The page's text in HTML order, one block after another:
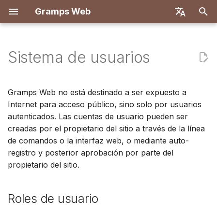
Gramps Web
简体中文
Tiếng Việt
Türkçe
Русский
i
a
i
z
Características
Implementar con Docker
Docker con Let's Encrypt
DigitalOcean
TrueNAS
Roles de usuario
Configurando quién puede
usar el chat de IA
Gestión de usuarios
Gestión de usuarios en la
línea de comandos
auto-registrados
Introducción
Crear cuenta de
propietario
Importar datos
Exportar datos
Gestionar usuarios
Configuración de
Introducción
Primeros pasos
Registro
Primer inicio de sesión
Explorar su árbol
Búsqueda
Árbol genealógico
Cronología
Mapa
Editar datos
Agregar archivos
Etiquetar personas en
fotos
Usar el blog
Gestionar tareas
Descripción general
Coincidencias de ADN
Navegador de
cromosomas
investigación
Informes
Marcadores
Historial
Historial de revisiones
Filtros GQL
Asistente de IA
Búsqueda externa
Configuración de
Atajos de teclado
Notificaciones
Descripción general
Backend
Introducción
Configuración de
desarrollo
Especificación de API
Consultas manuales
Frontend
Introducción
Configuración de
desarrollo
Arquitectura
Traducción
Sistema de usuarios
Gramps Web no está destinado a ser expuesto a
Internet para acceso público, sino solo por usuarios
autenticados. Las cuentas de usuario pueden ser
creadas por el propietario del sitio a través de la línea
de comandos o la interfaz web, o mediante auto-
registro y posterior aprobación por parte del
propietario del sitio.
Roles de usuario